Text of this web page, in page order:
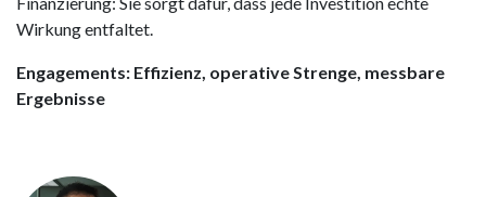
Wirkung entfaltet.
Engagements: Effizienz, operative Strenge, messbare
Ergebnisse